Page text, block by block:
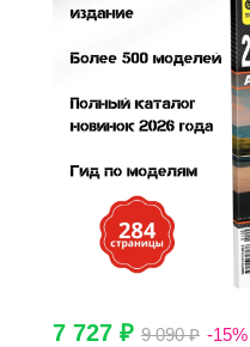
7 727 ₽ 9 090 ₽ -15%